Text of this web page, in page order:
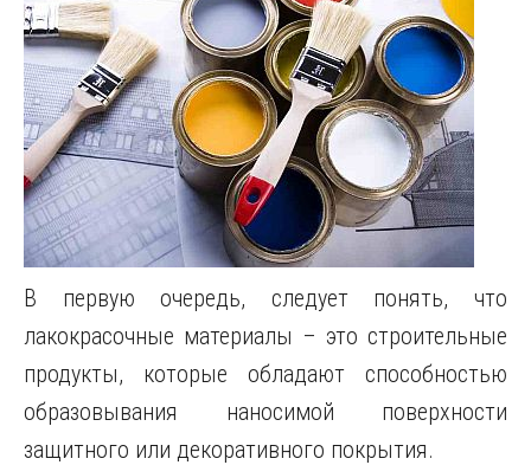
В первую очередь, следует понять, что
лакокрасочные материалы – это строительные
продукты, которые обладают способностью
образовывания наносимой поверхности
защитного или декоративного покрытия.